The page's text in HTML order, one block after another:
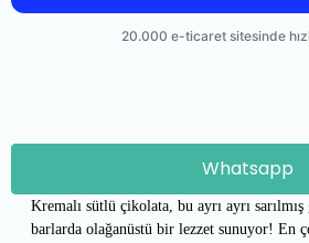
Whatsapp
Kremalı sütlü çikolata, bu ayrı ayrı
barlarda olağanüstü bir lezzet sunuyor! En